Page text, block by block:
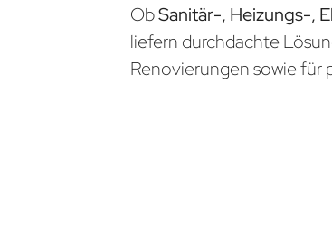
ObSanitär-, Heizungs-,
liefern durchdachte
Renovierungen sowie für